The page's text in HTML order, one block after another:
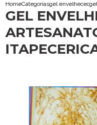
HomeCategoriasgel envelhecedor
GEL